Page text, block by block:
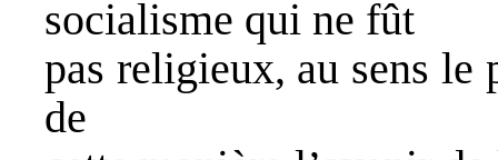
socialisme qui ne fût
pas religieux, au sens le
de